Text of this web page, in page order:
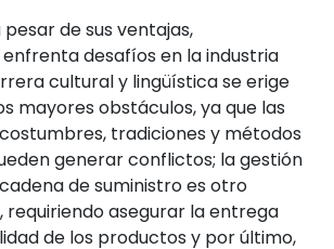
de sus ventajas,
enfrenta desafíos en la industria
cultural y lingüística se erige
mayores obstáculos, ya que las
tradiciones y métodos
generar conflictos; la gestión
de suministro es otro
requiriendo asegurar la entrega
de los productos y por último,